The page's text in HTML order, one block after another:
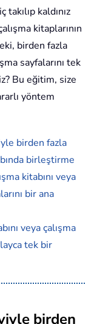
kaldınız
kitaplarının
birden fazla
sayfalarını tek
Bu eğitim, size
yöntem
birden fazla
birleştirme
kitabını veya
bir ana
veya çalışma
tek bir
birden